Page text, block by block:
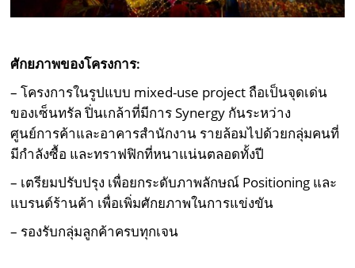
ศักยภาพของโครงการ:
– โครงการในรูปแบบ mixed-use project ถือเป็นจุดเด่น
ของเซ็นทรัล ปิ่นเกล้าที่มีการ Synergy กันระหว่าง
ศูนย์การค้าและอาคารสำนักงาน รายล้อมไปด้วยกลุ่มคนที่
มีกำลังซื้อ และทราฟฟิกที่หนาแน่นตลอดทั้งปี
– เตรียมปรับปรุง เพื่อยกระดับภาพลักษณ์ Positioning และ
แบรนด์ร้านค้า เพื่อเพิ่มศักยภาพในการแข่งขัน
– รองรับกลุ่มลูกค้าครบทุกเจน